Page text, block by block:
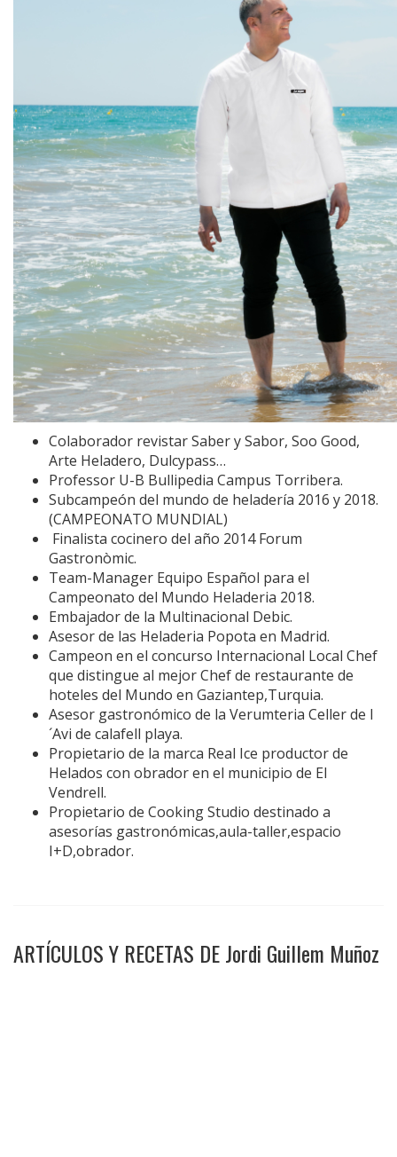
Colaborador revistar Saber y Sabor, Soo Good,
Arte Heladero, Dulcypass…
Professor U-B Bullipedia Campus Torribera.
Subcampeón del mundo de heladería 2016 y 2018.
(CAMPEONATO MUNDIAL)
Finalista cocinero del año 2014 Forum
Gastronòmic.
Team-Manager Equipo Español para el
Campeonato del Mundo Heladeria 2018.
Embajador de la Multinacional Debic.
Asesor de las Heladeria Popota en Madrid.
Campeon en el concurso Internacional Local Chef
que distingue al mejor Chef de restaurante de
hoteles del Mundo en Gaziantep,Turquia.
Asesor gastronómico de la Verumteria Celler de l
´Avi de calafell playa.
Propietario de la marca Real Ice productor de
Helados con obrador en el municipio de El
Vendrell.
Propietario de Cooking Studio destinado a
asesorías gastronómicas,aula-taller,espacio
I+D,obrador.
ARTÍCULOS Y RECETAS DE Jordi Guillem Muñoz